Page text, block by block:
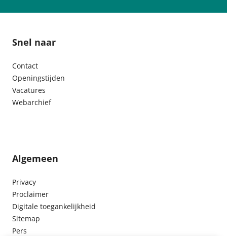
Snel naar
Contact
Openingstijden
Vacatures
Webarchief
Algemeen
Privacy
Proclaimer
Digitale toegankelijkheid
Sitemap
Pers